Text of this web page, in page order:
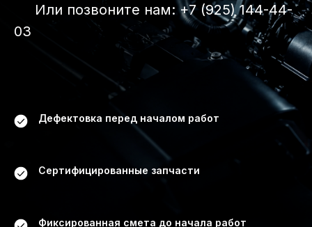
Или позвоните нам: +7 (925) 144-44-
03
Дефектовка перед началом работ
Сертифицированные запчасти
Фиксированная смета до начала работ